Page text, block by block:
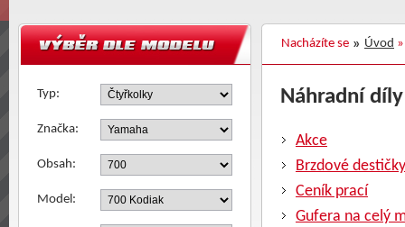
Nacházíte se Úvod
Typ:
Značka:
Obsah:
Model:
Náhradní
Akce
Brzdové destičky
Ceník prací
Gufera na celý